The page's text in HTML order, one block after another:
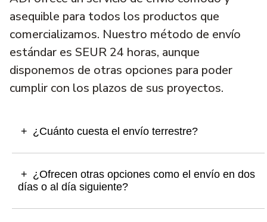
asequible para todos los productos que
comercializamos. Nuestro método de envío
estándar es SEUR 24 horas, aunque
disponemos de otras opciones para poder
cumplir con los plazos de sus proyectos.
¿Cuánto cuesta el envío terrestre?
¿Ofrecen otras opciones como el envío en dos
días o al día siguiente?